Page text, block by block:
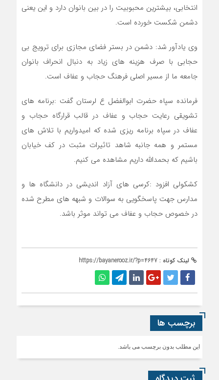
انتخابی، بیشترین محبوبیت را در بین بانوان دارد و این یعنی
دشمن شکست خورده است.
وی یادآور شد: دشمن در بستر فضای مجازی برای ترویج بی
حجابی با صرف هزینه های زیاد به دنبال انحراف بانوان
جامعه ما از مسیر اصلی فرهنگ حجاب و عفاف است.
فرمانده سپاه حضرت ابوالفضل ع لرستان گفت :برنامه های
تشویقی رعایت حجاب و عفاف در قالب قرارگاه حجاب و
عفاف در سپاه برنامه ریزی شده که امیدواریم با تلاش های
مستمر و همه جانبه شاهد تاثیرات مثبت در کف خیابان
باشیم که بحمدالله داریم مشاهده می کنیم.
کشکولی افزود :کرسی های آزاد اندیشی در دانشگاه ها و
مدارس جهت پاسخگویی به سوالات و شبهه های مطرح شده
در خصوص حجاب و عفاف می تواند موثر باشد.
لینک کوتاه : https://bayanerooz.ir/?p=4647
برچسب ها
این مطلب بدون برچسب می باشد.